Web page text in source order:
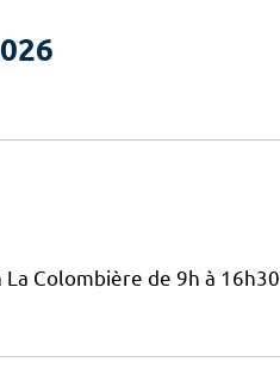
Colombière de 9h à 16h30